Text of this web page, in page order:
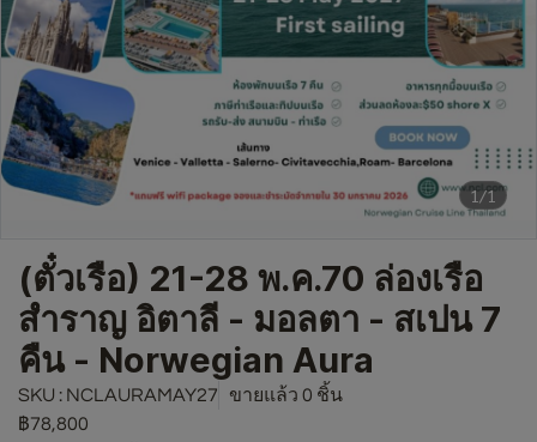
1/1
(ตั๋วเรือ) 21-28 พ.ค.70 ล่องเรือ
สำราญ อิตาลี - มอลตา - สเปน 7
คืน - Norwegian Aura
SKU : NCLAURAMAY27
ขายแล้ว 0 ชิ้น
฿78,800